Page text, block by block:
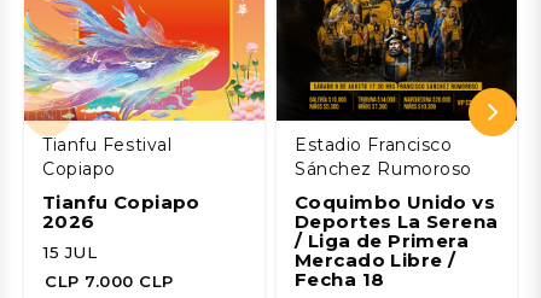
Tianfu Festival
Copiapo
Tianfu Copiapo
2026
15 JUL
CLP 7.000 CLP
Estadio Francisco
Sánchez Rumoroso
Coquimbo Unido vs
Deportes La Serena
/ Liga de Primera
Mercado Libre /
Fecha 18